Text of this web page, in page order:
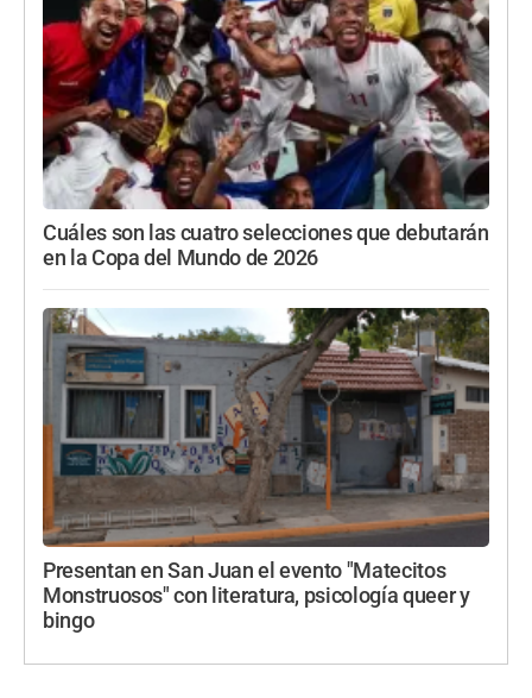
Cuáles son las cuatro selecciones que debutarán
en la Copa del Mundo de 2026
Presentan en San Juan el evento "Matecitos
Monstruosos" con literatura, psicología queer y
bingo